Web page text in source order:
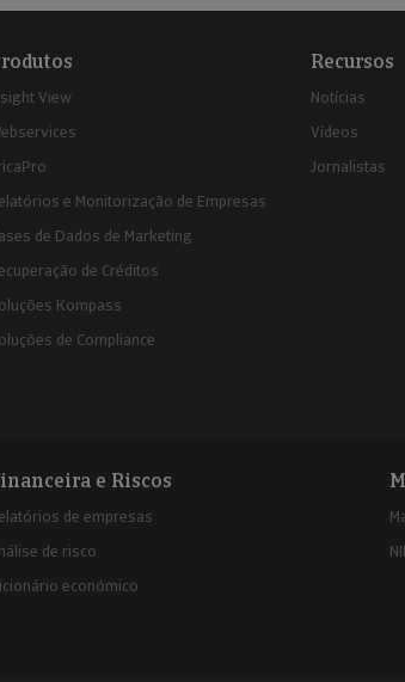
View
e Monitorização de Empresas
de Dados de Marketing
de Créditos
Kompass
de Compliance
Recursos
Notícias
Vídeos
Jornalistas
e Riscos
de empresas
de risco
económico